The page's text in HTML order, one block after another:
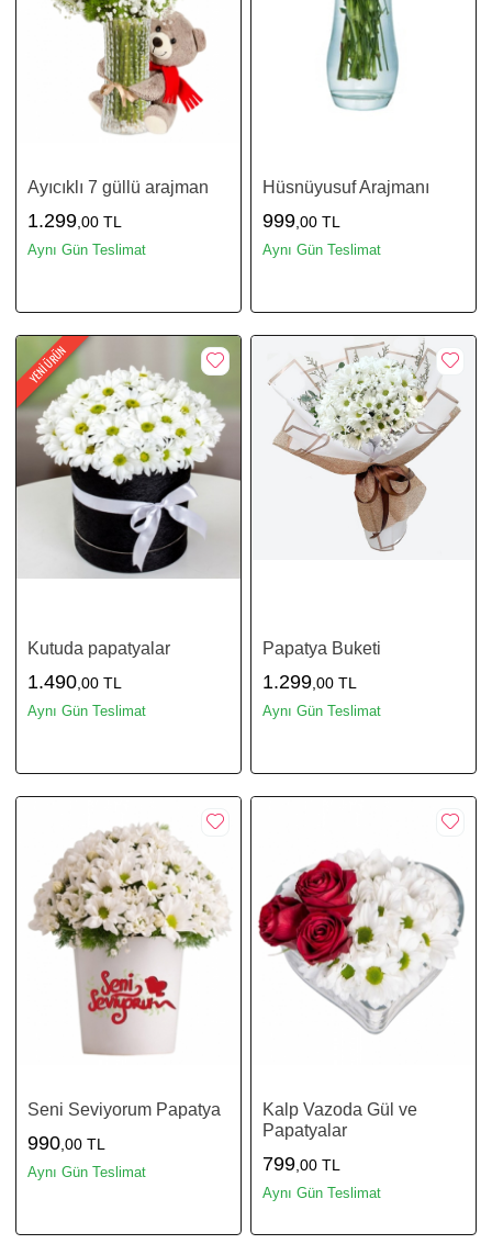
Ayıcıklı 7 güllü arajman
1.299 ,00 TL
Aynı Gün Teslimat
Hüsnüyusuf Arajmanı
999 ,00 TL
Aynı Gün Teslimat
YENİ ÜRÜN
Kutuda papatyalar
1.490 ,00 TL
Aynı Gün Teslimat
Papatya Buketi
1.299 ,00 TL
Aynı Gün Teslimat
Seni Seviyorum Papatya
990 ,00 TL
Aynı Gün Teslimat
Kalp Vazoda Gül ve
Papatyalar
799 ,00 TL
Aynı Gün Teslimat